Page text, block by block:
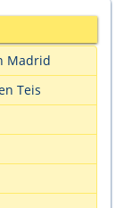
Madrid
Teis